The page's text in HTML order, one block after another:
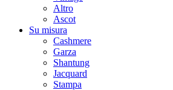
Altro
Ascot
Su misura
Cashmere
Garza
Shantung
Jacquard
Stampa